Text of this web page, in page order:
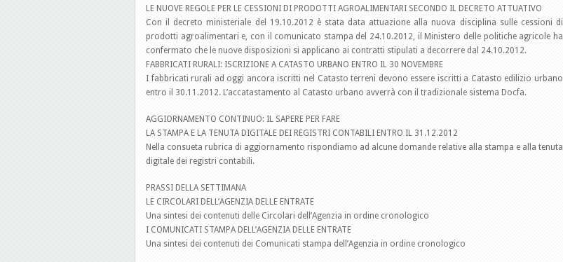
LE NUOVE REGOLE PER LE CESSIONI DI PRODOTTI AGROALIMENTARI SECONDO IL DECRETO ATTUATIVO
Con il decreto ministeriale del 19.10.2012 è stata data attuazione alla nuova disciplina sulle cessioni di
prodotti agroalimentari e, con il comunicato stampa del 24.10.2012, il Ministero delle politiche agricole ha
confermato che le nuove disposizioni si applicano ai contratti stipulati a decorrere dal 24.10.2012.
FABBRICATI RURALI: ISCRIZIONE A CATASTO URBANO ENTRO IL 30 NOVEMBRE
I fabbricati rurali ad oggi ancora iscritti nel Catasto terreni devono essere iscritti a Catasto edilizio urbano
entro il 30.11.2012. L’accatastamento al Catasto urbano avverrà con il tradizionale sistema Docfa.
AGGIORNAMENTO CONTINUO: IL SAPERE PER FARE
LA STAMPA E LA TENUTA DIGITALE DEI REGISTRI CONTABILI ENTRO IL 31.12.2012
Nella consueta rubrica di aggiornamento rispondiamo ad alcune domande relative alla stampa e alla tenuta
digitale dei registri contabili.
PRASSI DELLA SETTIMANA
LE CIRCOLARI DELL’AGENZIA DELLE ENTRATE
Una sintesi dei contenuti delle Circolari dell’Agenzia in ordine cronologico
I COMUNICATI STAMPA DELL’AGENZIA DELLE ENTRATE
Una sintesi dei contenuti dei Comunicati stampa dell’Agenzia in ordine cronologico